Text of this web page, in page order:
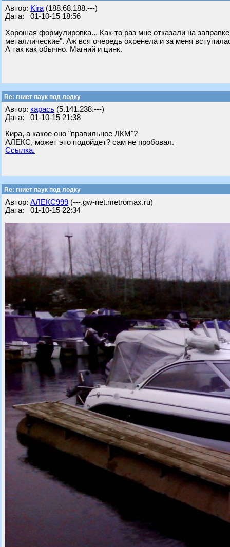
Автор: Kira (188.68.188.---)
Дата: 01-10-15 18:56
Хорошая формулировка... Как-то раз мне отказали на
металлические". Аж вся очередь охренела и за меня
А так как обычно. Магний и цинк.
Re: гниет паук под лодку
Автор: карась (5.141.238.---)
Дата: 01-10-15 21:38
Кира, а какое оно "правильное ЛКМ"?
АЛЕКС, может это подойдет? сам не пробовал.
Ссылка.
Re: гниет паук под лодку
Автор: АЛЕКС999 (---.gw-net.metromax.ru)
Дата: 01-10-15 22:34